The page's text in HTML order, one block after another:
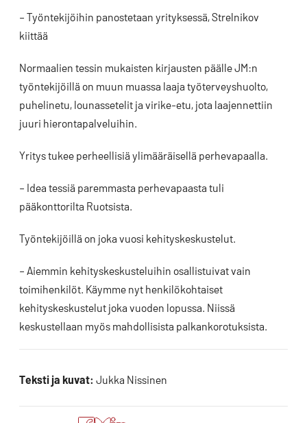
– Työntekijöihin panostetaan yrityksessä, Strelnikov
kiittää
Normaalien tessin mukaisten kirjausten päälle JM:n
työntekijöillä on muun muassa laaja työterveyshuolto,
puhelinetu, lounassetelit ja virike-etu, jota laajennettiin
juuri hierontapalveluihin.
Yritys tukee perheellisiä ylimääräisellä perhevapaalla.
– Idea tessiä paremmasta perhevapaasta tuli
pääkonttorilta Ruotsista.
Työntekijöillä on joka vuosi kehityskeskustelut.
– Aiemmin kehityskeskusteluihin osallistuivat vain
toimihenkilöt. Käymme nyt henkilökohtaiset
kehityskeskustelut joka vuoden lopussa. Niissä
keskustellaan myös mahdollisista palkankorotuksista.
Teksti ja kuvat: Jukka Nissinen